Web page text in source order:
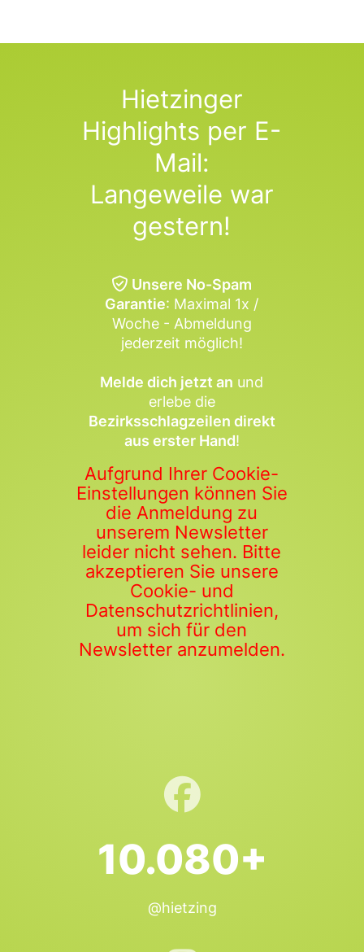
Hietzinger
Highlights per E-
Mail:
Langeweile war
gestern!
Unsere No-Spam
Garantie: Maximal 1x /
Woche - Abmeldung
jederzeit möglich!
Melde dich jetzt an und
erlebe die
Bezirksschlagzeilen direkt
aus erster Hand!
Aufgrund Ihrer Cookie-
Einstellungen können Sie
die Anmeldung zu
unserem Newsletter
leider nicht sehen. Bitte
akzeptieren Sie unsere
Cookie- und
Datenschutzrichtlinien,
um sich für den
Newsletter anzumelden.
10.080+
@hietzing